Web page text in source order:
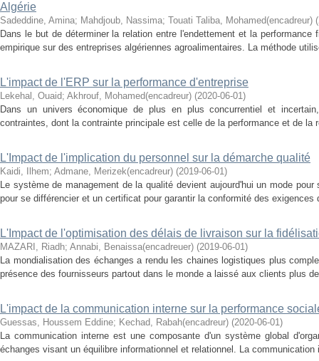
Algérie
Sadeddine, Amina; Mahdjoub, Nassima; Touati Taliba, Mohamed(encadreur) (
Dans le but de déterminer la relation entre l'endettement et la performance
empirique sur des entreprises algériennes agroalimentaires. La méthode
L'impact de l'ERP sur la performance d'entreprise
Lekehal, Ouaid; Akhrouf, Mohamed(encadreur) (2020-06-01)
Dans un univers économique de plus en plus concurrentiel et
contraintes, dont la contrainte principale est celle de la performance et de la
L'Impact de l'implication du personnel sur la démarche qualité
Kaidi, Ilhem; Admane, Merizek(encadreur) (2019-06-01)
Le système de management de la qualité devient aujourd'hui un mode
pour se différencier et un certificat pour garantir la conformité des
L'Impact de l'optimisation des délais de livraison sur la
MAZARI, Riadh; Annabi, Benaissa(encadreuer) (2019-06-01)
La mondialisation des échanges a rendu les chaines logistiques plus
présence des fournisseurs partout dans le monde a laissé aux clients plus
L'impact de la communication interne sur la performance
Guessas, Houssem Eddine; Kechad, Rabah(encadreur) (2020-06-01)
La communication interne est une composante d'un système global
échanges visant un équilibre informationnel et relationnel. La